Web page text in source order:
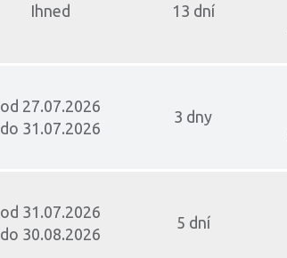
Ihned 13 dní
od 27.07.2026
do 31.07.2026
3 dny
od 31.07.2026
do 30.08.2026
5 dní